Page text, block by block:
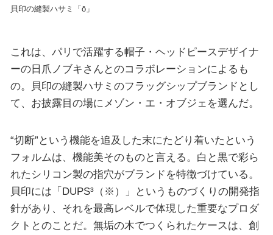
貝印の縫製ハサミ「ō」
これは、パリで活躍する帽子・ヘッドピースデザイナ
ーの日爪ノブキさんとのコラボレーションによるも
の。貝印の縫製ハサミのフラッグシップブランドとし
て、お披露目の場にメゾン・エ・オブジェを選んだ。
“切断”という機能を追及した末にたどり着いたという
フォルムは、機能美そのものと言える。白と黒で彩ら
れたシリコン製の指穴がブランドを特徴づけている。
貝印には「DUPS³（※）」というものづくりの開発指
針があり、それを最高レベルで体現した重要なプロダ
クトとのことだ。無垢の木でつくられたケースは、創